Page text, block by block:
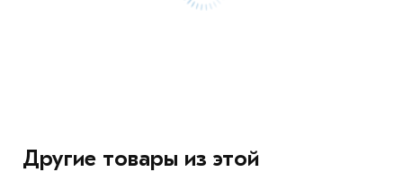
Другие товары из этой